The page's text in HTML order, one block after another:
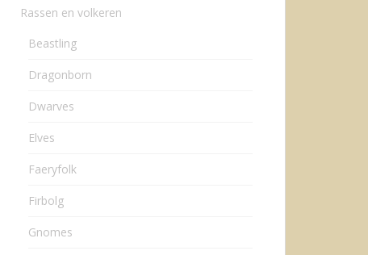
Rassen en volkeren
Beastling
Dragonborn
Dwarves
Elves
Faeryfolk
Firbolg
Gnomes